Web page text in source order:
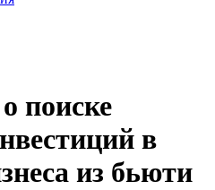
поиске
в
из бьюти